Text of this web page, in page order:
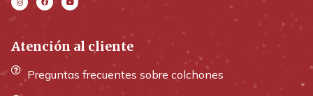
Atención al cliente
Preguntas frecuentes sobre colchones